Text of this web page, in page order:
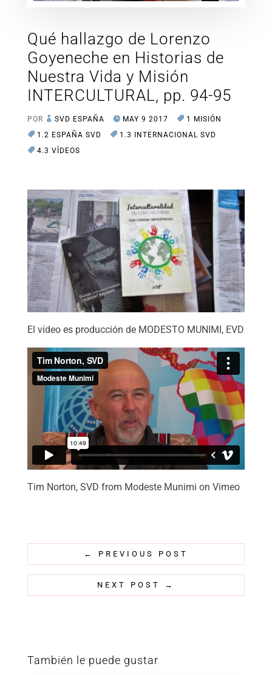
Qué hallazgo de Lorenzo
Goyeneche en Historias de
Nuestra Vida y Misión
INTERCULTURAL, pp. 94-95
POR SVD ESPAÑA MAY 9 2017
1 MISIÓN
1.2 ESPAÑA SVD
1.3 INTERNACIONAL SVD
4.3 VÍDEOS
El vídeo es producción de MODESTO MUNIMI, EVD
Tim Norton, SVD from Modeste Munimi on Vimeo
← PREVIOUS POST
NEXT POST →
También le puede gustar